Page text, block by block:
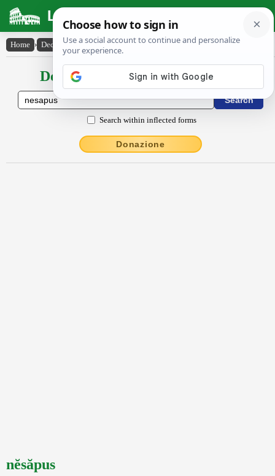
Latin Dictionary
Home › Declensions / Conjugations › nĕsăpus
Declensions / Conjugations latin
Search within inflected forms
Donazione
nĕsăpus